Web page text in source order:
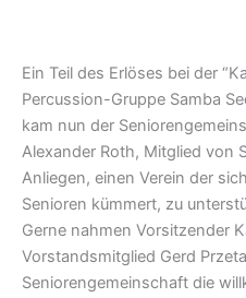
Ein Teil des Erlöses bei der
Percussion-Gruppe Samba
kam nun der
Alexander Roth, Mitglied von
Anliegen, einen Verein der
Senioren kümmert, zu
Gerne nahmen Vorsitzender
Vorstandsmitglied Gerd
Seniorengemeinschaft die